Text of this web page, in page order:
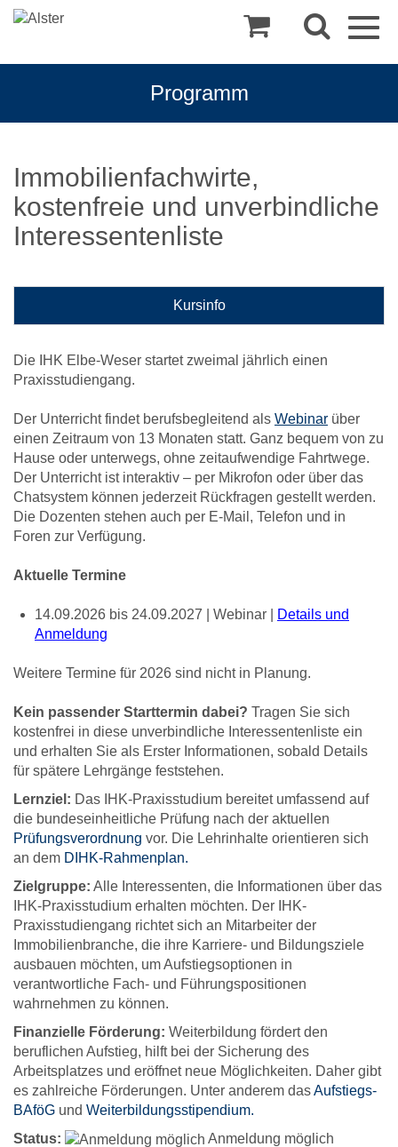
Programm
Immobilienfachwirte,
kostenfreie und unverbindliche
Interessentenliste
Kursinfo
Die IHK Elbe-Weser startet zweimal jährlich einen
Praxisstudiengang.
Der Unterricht findet berufsbegleitend als Webinar über
einen Zeitraum von 13 Monaten statt. Ganz bequem von zu
Hause oder unterwegs, ohne zeitaufwendige Fahrtwege.
Der Unterricht ist interaktiv – per Mikrofon oder über das
Chatsystem können jederzeit Rückfragen gestellt werden.
Die Dozenten stehen auch per E-Mail, Telefon und in
Foren zur Verfügung.
Aktuelle Termine
14.09.2026 bis 24.09.2027 | Webinar |
Details und
Anmeldung
Weitere Termine für 2026 sind nicht in Planung.
Kein passender Starttermin dabei? Tragen Sie sich
kostenfrei in diese unverbindliche Interessentenliste ein
und erhalten Sie als Erster Informationen, sobald Details
für spätere Lehrgänge feststehen.
Lernziel: Das IHK-Praxisstudium bereitet umfassend auf
die bundeseinheitliche Prüfung nach der aktuellen
Prüfungsverordnung vor. Die Lehrinhalte orientieren sich
an dem DIHK-Rahmenplan.
Zielgruppe: Alle Interessenten, die Informationen über das
IHK-Praxisstudium erhalten möchten. Der IHK-
Praxisstudiengang richtet sich an Mitarbeiter der
Immobilienbranche, die ihre Karriere- und Bildungsziele
ausbauen möchten, um Aufstiegsoptionen in
verantwortliche Fach- und Führungspositionen
wahrnehmen zu können.
Finanzielle Förderung: Weiterbildung fördert den
beruflichen Aufstieg, hilft bei der Sicherung des
Arbeitsplatzes und eröffnet neue Möglichkeiten. Daher gibt
es zahlreiche Förderungen. Unter anderem dasAufstiegs-
BAföG und Weiterbildungsstipendium.
Status:
Anmeldung möglich